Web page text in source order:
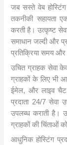
जब सस्ते वेब
तकनीकी सहायता
करती है। उत्कृष्ट
समाधान जल्दी और
प्रतिक्रिया समय और
उचित ग्राहक सेवा
ग्राहकों के लिए भी
ईमेल, और लाइव
प्रदाता 24/7 सेवा
उपलब्ध कराती है।
ग्राहकों की चिंताओं
आधुनिक होस्टिंग